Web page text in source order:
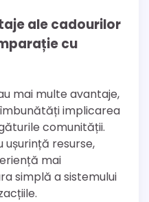
ale cadourilor
cu
mai multe avantaje,
implicarea
comunității.
resurse,
mai
simplă a sistemului